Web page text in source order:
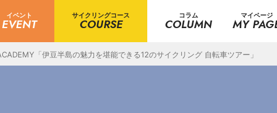
イベント
EVENT
サイクリングコース
COURSE
コラム
COLUMN
マイページ
MY
「伊豆半島の魅力を堪能できる12のサイクリング 自転車ツアー」